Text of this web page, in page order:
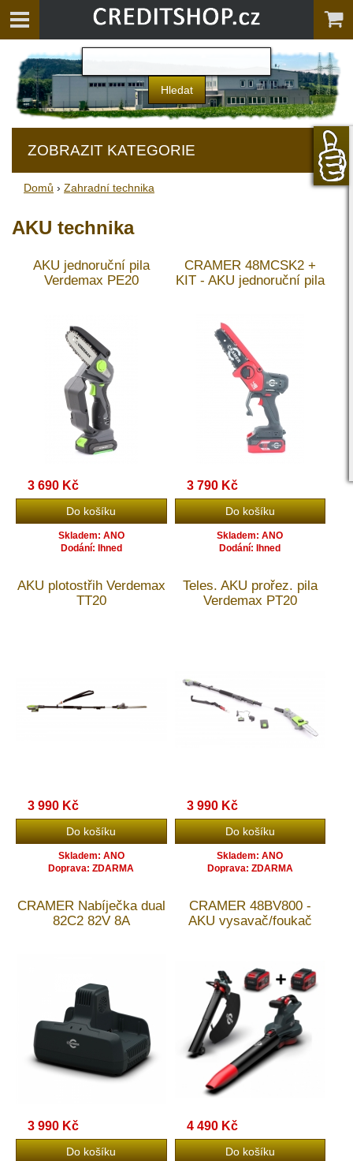
ZOBRAZIT KATEGORIE
Domů › Zahradní technika
AKU technika
AKU jednoruční pila
Verdemax PE20
3 690 Kč
Skladem: ANO
Dodání: Ihned
CRAMER 48MCSK2 +
KIT - AKU jednoruční pila
3 790 Kč
Skladem: ANO
Dodání: Ihned
AKU plotostřih Verdemax
TT20
3 990 Kč
Skladem: ANO
Doprava: ZDARMA
Teles. AKU prořez. pila
Verdemax PT20
3 990 Kč
Skladem: ANO
Doprava: ZDARMA
CRAMER Nabíječka dual
82C2 82V 8A
3 990 Kč
CRAMER 48BV800 -
AKU vysavač/foukač
4 490 Kč